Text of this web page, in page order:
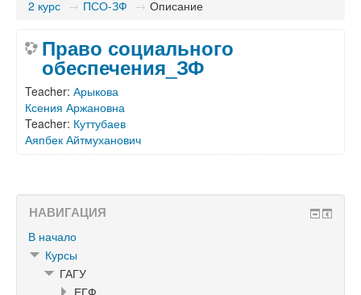
2 курс → ПСО-ЗФ → Описание
Право социального
обеспечения_ЗФ
Teacher: Арыкова
Ксения Аржановна
Teacher: Куттубаев
Аяпбек Айтмуханович
НАВИГАЦИЯ
В начало
Курсы
ГАГУ
ЕГФ